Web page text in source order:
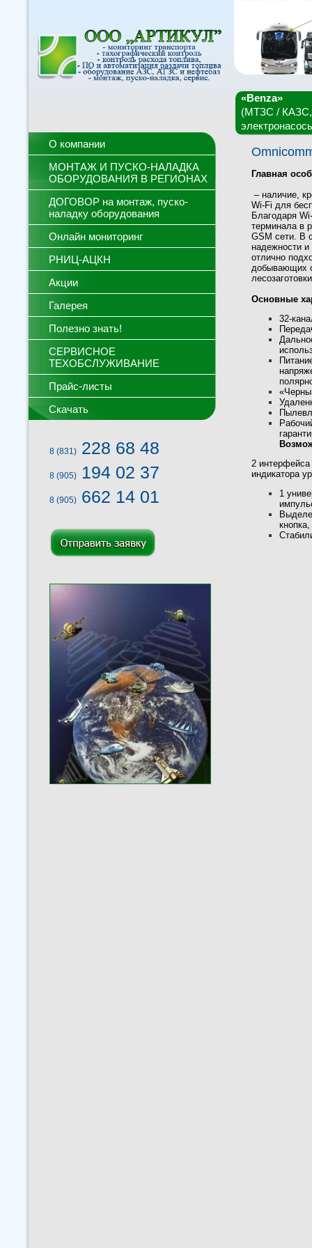
О компании
МОНТАЖ И ПУСКО-НАЛАДКА
ОБОРУДОВАНИЯ В РЕГИОНАХ
ДОГОВОР на монтаж, пуско-
наладку оборудования
Онлайн мониторинг
РНИЦ-АЦКН
Акции
Галерея
Полезно знать!
СЕРВИСНОЕ
ТЕХОБСЛУЖИВАНИЕ
Прайс-листы
Скачать
8 (831) 228 68 48
8 (905) 194 02 37
8 (905) 662 14 01
«Benza»
(МТЗС /
Главная
– наличие,
Wi-Fi для
Благодаря
терминала в
GSM сети. В
надежности
отлично
добывающих
Основные
32-
2
индикатора
1